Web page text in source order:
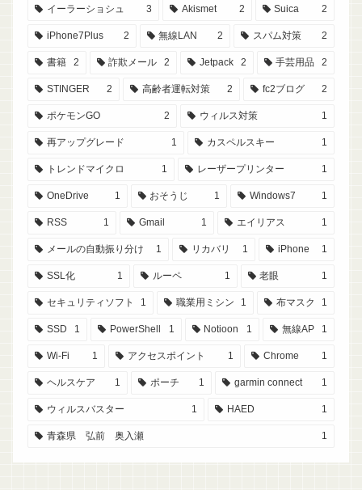
イーラーショシュ 3 Akismet 2 Suica 2
iPhone7Plus 2 無線LAN 2 スパム対策 2
書籍 2 詐欺メール 2 Jetpack 2 手芸用品 2
STINGER 2 高齢者運転対策 2 fc2ブログ 2
ポケモンGO 2 ウィルス対策 1
再アップグレード 1 カスペルスキー 1
トレンドマイクロ 1 レーザープリンター 1
OneDrive 1 おそうじ 1 Windows7 1
RSS 1 Gmail 1 エイリアス 1
メールの自動振り分け 1 リカバリ 1 iPhone 1
SSL化 1 ルーペ 1 老眼 1
セキュリティソフト 1 職業用ミシン 1 布マスク 1
SSD 1 PowerShell 1 Notioon 1 無線AP 1
Wi-Fi 1 アクセスポイント 1 Chrome 1
ヘルスケア 1 ポーチ 1 garmin connect 1
ウィルスバスター 1 HAED 1
青森県 弘前 奥入瀬 1